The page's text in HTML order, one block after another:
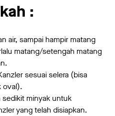
:
air, sampai hampir matang
matang/setengah matang
sesuai selera (bisa
oval).
minyak untuk
yang telah disiapkan.